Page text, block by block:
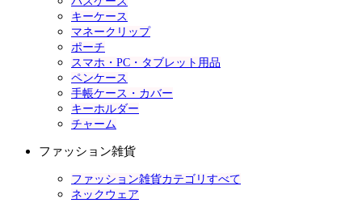
キーケース
マネークリップ
ポーチ
スマホ・PC・タブレット用品
ペンケース
手帳ケース・カバー
キーホルダー
チャーム
ファッション雑貨
ファッション雑貨カテゴリすべて
ネックウェア